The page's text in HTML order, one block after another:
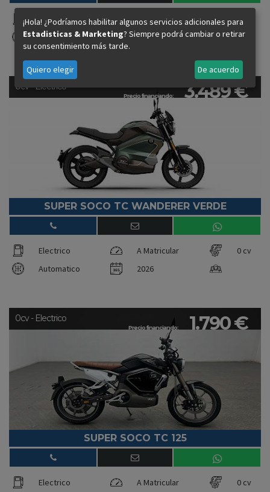
Electrico A Matricular
0 cv
Automatico
2026
Precio financiando: 3.489 €
0cv - Electrico
SUPER SOCO TC WANDERER VERDE
Electrico A Matricular
0 cv
Automatico
2026
Precio financiando: 1.790 €
0cv - Electrico
SUPER SOCO TC 125
Electrico A Matricular
0 cv
¡Hola! ¿Podríamos habilitar algunos servicios adicionales para
Estadisticas & Marketing? Siempre podrá cambiar o retirar
su consentimiento más tarde.
Quiero elegir De acuerdo